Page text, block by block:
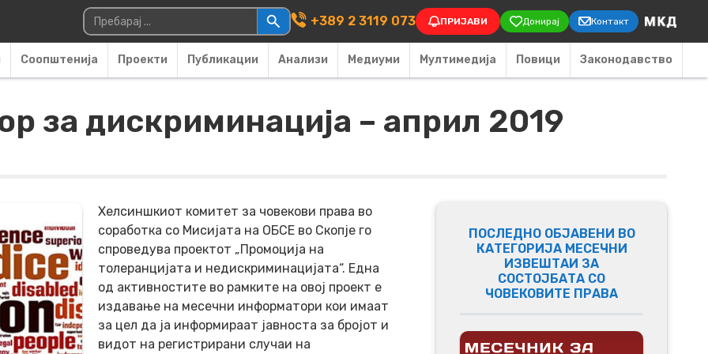
Main Navigation
Пребарувај за: +389 2 3119 073 ПРИЈАВИ Донирај Контакт
Соопштенија Проекти Публикации Анализи Медиуми Мултимедија Повици Законодавство
за дискриминација – април 2019
Хелсиншкиот комитет за човекови права во
соработка со Мисијата на ОБСЕ во Скопје го
спроведува проектот „Промоција на
толеранцијата и недискриминацијата“. Една
од активностите во рамките на овој проект е
издавање на месечни информатори кои имаат
за цел да ја информираат јавноста за бројот и
видот на регистрирани случаи на
ПОСЛЕДНО ОБЈАВЕНИ ВО
КАТЕГОРИЈА МЕСЕЧНИ
ИЗВЕШТАИ ЗА
СОСТОЈБАТА СО
ЧОВЕКОВИТЕ ПРАВА